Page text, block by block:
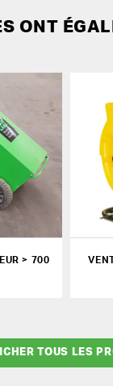
ONT
> 700
TOUS LES